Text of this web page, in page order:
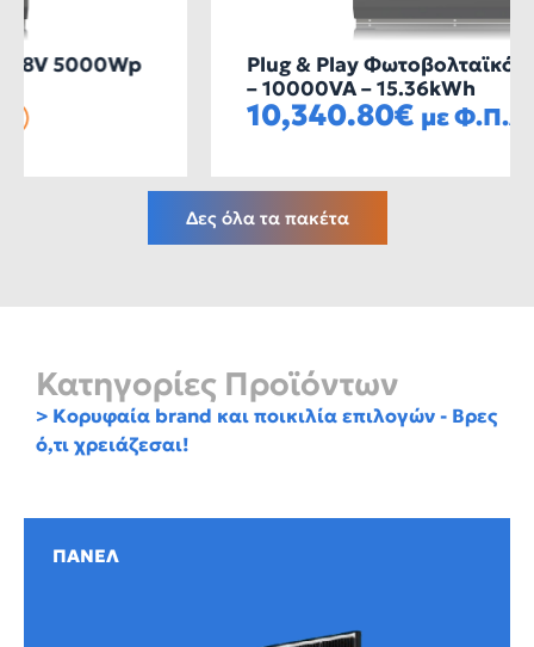
Plug & Play Φωτοβολταϊκό 48V 5000Wp
– 10000VA – 15.36kWh
με Φ.Π.Α.
Δες όλα τα πακέτα
Κατηγορίες Προϊόντων
> Κορυφαία brand και ποικιλία επιλογών - Βρες
ό,τι χρειάζεσαι!
ΠΑΝΕΛ